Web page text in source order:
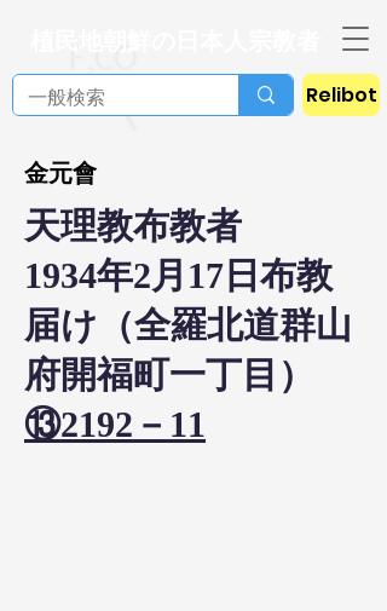
Relibot
金元會
天理教布教者
1934年2月17日布教
届け（全羅北道群山
府開福町一丁目）
⑬2192－11